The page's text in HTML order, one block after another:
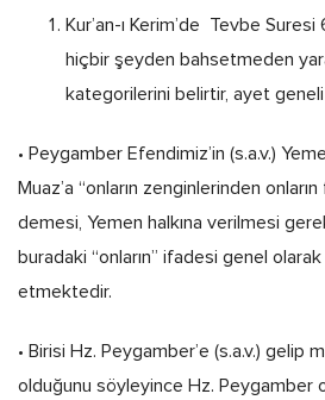
Kur’an-ı Kerim’de Tevbe
hiçbir şeyden bahsetmeden
kategorilerini belirtir, ayet
• Peygamber Efendimiz’in (s.a.v.)
Muaz’a “onların zenginlerinden
demesi, Yemen halkına verilmesi
buradaki “onların” ifadesi genel
etmektedir.
• Birisi Hz. Peygamber’e (s.a.v.) gelip
olduğunu söyleyince Hz. Peygamber